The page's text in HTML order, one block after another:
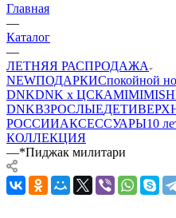
Главная
—
Каталог
—
ЛЕТНЯЯ РАСПРОДАЖА
NEWПОДАРКИСпокойной
DNKDNK x ЦСКА
DNKВЗРОСЛЫЕДЕТИ
РОССИИАКСЕССУАРЫ10
КОЛЛЕКЦИЯ
—*Пиджак милитари